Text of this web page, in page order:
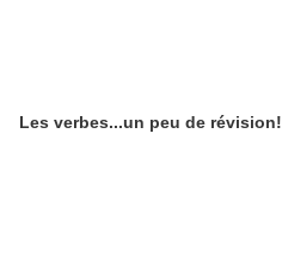
Les verbes...un peu de révision!